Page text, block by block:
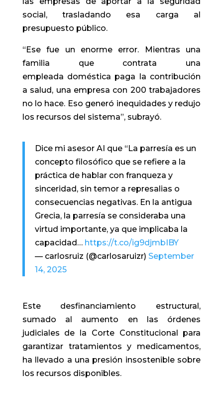
social, trasladando esa carga al
presupuesto público.
“Ese fue un enorme error. Mientras una
familia que contrata una
empleada doméstica paga la contribución
a salud, una empresa con 200 trabajadores
no lo hace. Eso generó inequidades y redujo
los recursos del sistema”, subrayó.
Dice mi asesor AI que “La parresía es un
concepto filosófico que se refiere a la
práctica de hablar con franqueza y
sinceridad, sin temor a represalias o
consecuencias negativas. En la antigua
Grecia, la parresía se consideraba una
virtud importante, ya que implicaba la
capacidad… https://t.co/ig9djmbIBY
— carlosruiz (@carlosaruizr) September
14, 2025
Este desfinanciamiento estructural,
sumado al aumento en las órdenes
judiciales de la Corte Constitucional para
garantizar tratamientos y medicamentos,
ha llevado a una presión insostenible sobre
los recursos disponibles.